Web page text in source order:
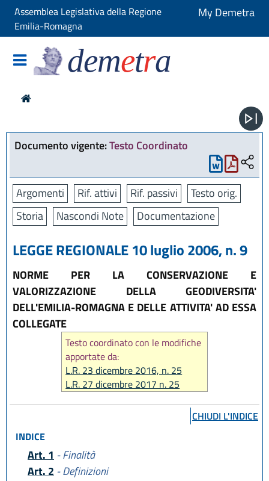
Assemblea Legislativa della Regione
Emilia-Romagna
My Demetra
demetra
Documento vigente:Testo Coordinato
Argomenti Rif. attivi Rif. passivi
Testo orig.
Storia
Nascondi Note Documentazione
LEGGE REGIONALE 10 luglio 2006, n. 9
NORME PER LA CONSERVAZIONE E
VALORIZZAZIONE DELLA GEODIVERSITA'
DELL'EMILIA-ROMAGNA E DELLE ATTIVITA' AD ESSA
COLLEGATE
Testo coordinato con le modifiche
apportate da:
L.R. 23 dicembre 2016, n. 25
L.R. 27 dicembre 2017 n. 25
CHIUDI L'INDICE
INDICE
Art. 1 - Finalità
Art. 2 - Definizioni